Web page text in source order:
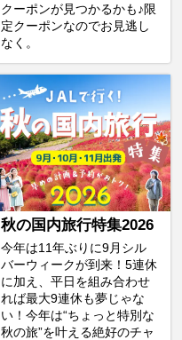
クーポンが見つかるかも♪限
定クーポンなのでお見逃し
なく。
秋の国内旅行特集2026
今年は11年ぶりに9月シル
バーウィークが到来！5連休
に加え、平日を組み合わせ
れば最大9連休も夢じゃな
い！今年は“ちょっと特別な
秋の旅”を叶える絶好のチャ